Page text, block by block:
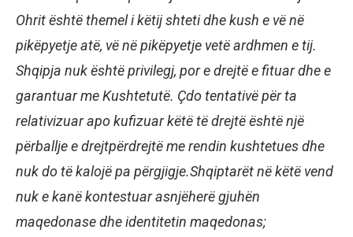
Ohrit është themel i këtij shteti dhe kush e vë në
pikëpyetje atë, vë në pikëpyetje vetë ardhmen e tij.
Shqipja nuk është privilegj, por e drejtë e fituar dhe e
garantuar me Kushtetutë. Çdo tentativë për ta
relativizuar apo kufizuar këtë të drejtë është një
përballje e drejtpërdrejtë me rendin kushtetues dhe
nuk do të kalojë pa përgjigje.Shqiptarët në këtë vend
nuk e kanë kontestuar asnjëherë gjuhën
maqedonase dhe identitetin maqedonas;